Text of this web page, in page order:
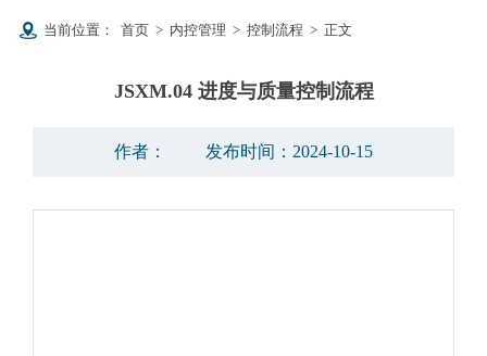
当前位置： 首页 > 内控管理 > 控制流程 > 正文
JSXM.04 进度与质量控制流程
作者： 发布时间：2024-10-15